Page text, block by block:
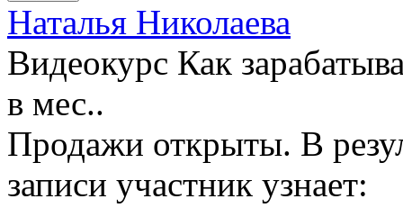
Наталья Николаева
Видеокурс Как
в мес..
Продажи открыты. В
записи участник узнает: